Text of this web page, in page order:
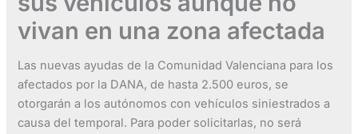
vivan en una zona afectada
Las nuevas ayudas de la Comunidad Valenciana para los
afectados por la DANA, de hasta 2.500 euros, se
otorgarán a los autónomos con vehículos siniestrados a
causa del temporal. Para poder solicitarlas, no será